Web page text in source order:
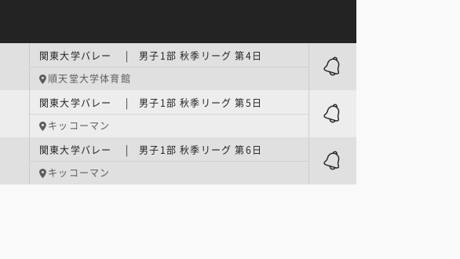
関東大学バレー | 男子1部 秋季リーグ 第4日
順天堂大学体育館
関東大学バレー | 男子1部 秋季リーグ 第5日
キッコーマン
関東大学バレー | 男子1部 秋季リーグ 第6日
キッコーマン